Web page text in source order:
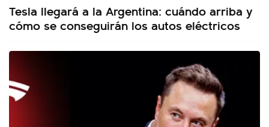
Tesla llegará a la Argentina: cuándo arriba y
cómo se conseguirán los autos eléctricos